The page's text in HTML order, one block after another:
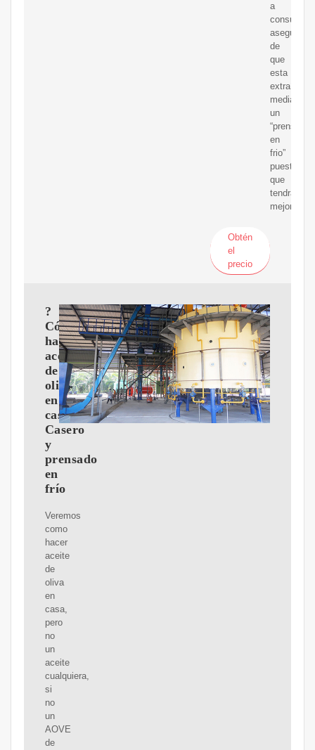
a
consumir,
aseguraros
de
que
esta
extraído
mediante
un
“prensado
en
frio”
puesto
que
tendrá
mejores
Obtén
el
precio
?
Cómo
hacer
aceite
de
oliva
en
casa?
Casero
y
prensado
en
frío
Veremos
como
hacer
aceite
de
oliva
en
casa,
pero
no
un
aceite
cualquiera,
si
no
un
AOVE
de